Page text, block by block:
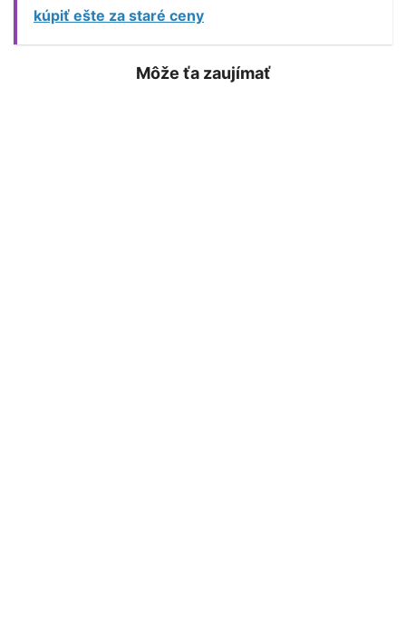
kúpiť ešte za staré ceny
Môže ťa zaujímať